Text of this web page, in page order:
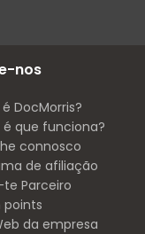
nos
DocMorris?
que funciona?
connosco
de afiliação
Parceiro
points
da empresa